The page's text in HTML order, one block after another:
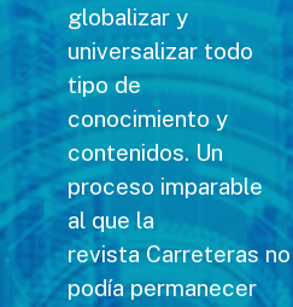
globalizar y
universalizar todo
tipo de
conocimiento y
contenidos. Un
proceso imparable
al que la
revista Carreteras no
podía permanecer